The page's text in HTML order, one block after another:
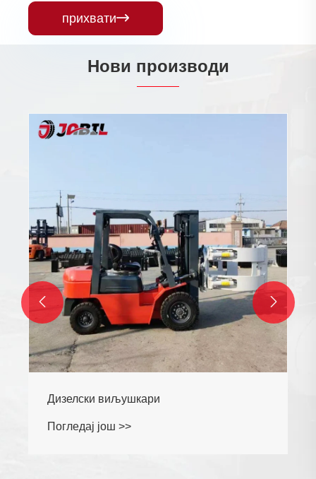
прихвати
Нови производи
Дизелски виљушкари
Погледај још >>
 